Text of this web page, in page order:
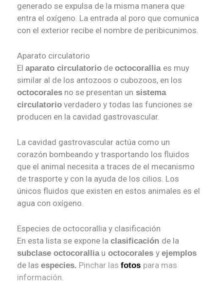
generado se expulsa de la misma manera que
entra el oxígeno. La entrada al poro que comunica
con el exterior recibe el nombre de peribicunimos.
Aparato circulatorio
El aparato circulatorio de octocorallia es muy
similar al de los antozoos o cubozoos, en los
octocorales no se presentan un sistema
circulatorio verdadero y todas las funciones se
producen en la cavidad gastrovascular.
La cavidad gastrovascular actúa como un
corazón bombeando y trasportando los fluidos
que el animal necesita a traces de el mecanismo
de trasporte y con la ayuda de los cilios. Los
únicos fluidos que existen en estos animales es el
agua con oxígeno.
Especies de octocorallia y clasificación
En esta lista se expone la clasificación de la
subclase octocoralliau octocorales y ejemplos
de las especies. Pinchar las fotos para mas
información.